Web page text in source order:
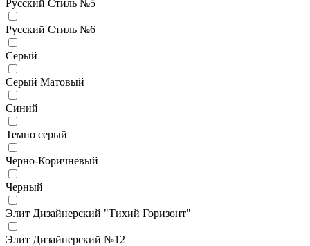
Русский Стиль №5
Русский Стиль №6
Серый
Серый Матовый
Синий
Темно серый
Черно-Коричневый
Черный
Элит Дизайнерский "Тихий Горизонт"
Элит Дизайнерский №12